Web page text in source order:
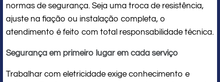
normas de segurança. Seja uma troca de resistência,
ajuste na fiação ou instalação completa, o
atendimento é feito com total responsabilidade técnica.
Segurança em primeiro lugar em cada serviço
Trabalhar com eletricidade exige conhecimento e